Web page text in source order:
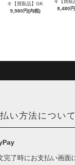
キ【買取品】GK
9,980円(内税)
キ【買取
8,480
い方法について
完了時にお支払い画面